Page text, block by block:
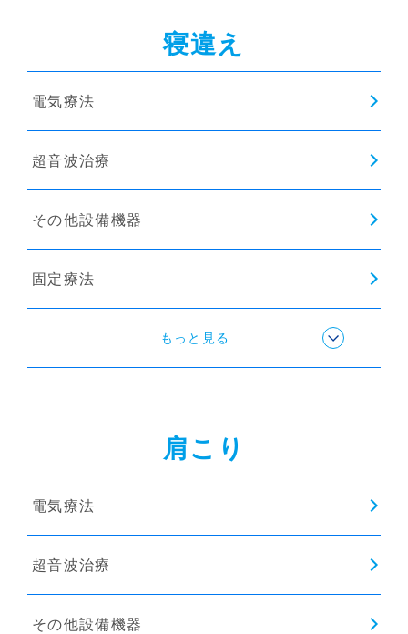
寝違え
電気療法
超音波治療
その他設備機器
固定療法
もっと見る
肩こり
電気療法
超音波治療
その他設備機器